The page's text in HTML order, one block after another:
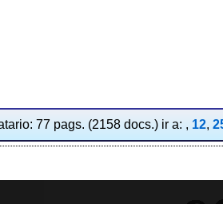
77 pags. (2158 docs.) ir a: , 12,